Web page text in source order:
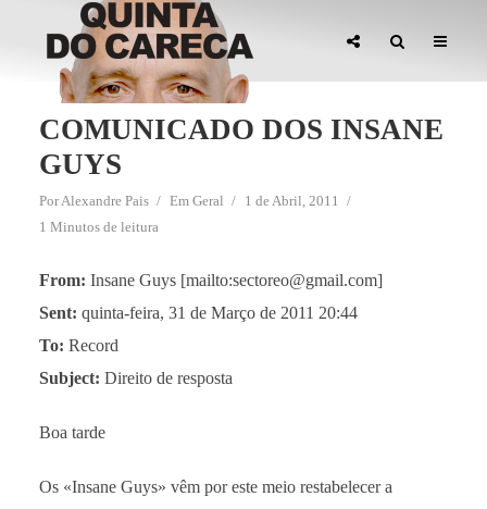
COMUNICADO DOS INSANE
GUYS
PorAlexandre Pais Em Geral
1 de Abril, 2011
1 Minutos de leitura
From: Insane Guys [mailto:sectoreo@gmail.com]
Sent: quinta-feira, 31 de Março de 2011 20:44
To: Record
Subject: Direito de resposta
Boa tarde
Os «Insane Guys» vêm por este meio restabelecer a